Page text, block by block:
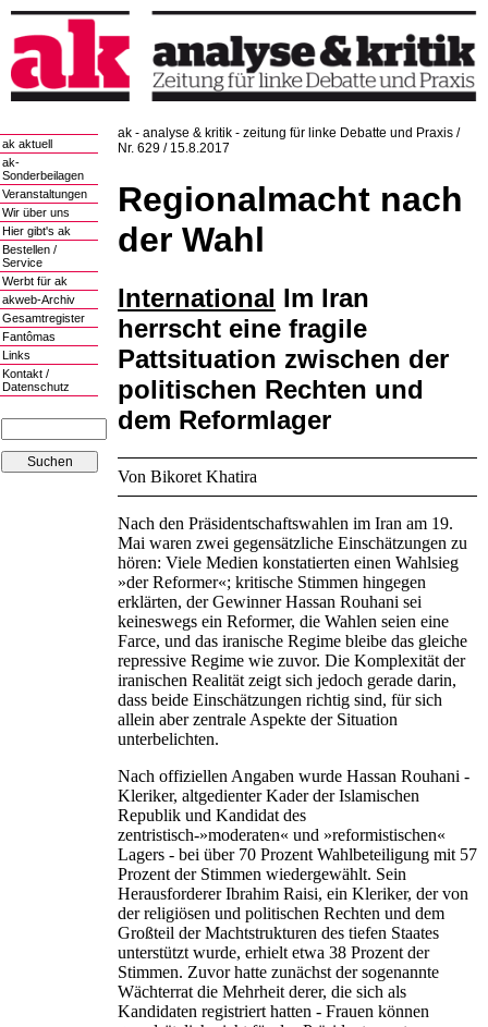
ak aktuell
ak-
Sonderbeilagen
Veranstaltungen
Wir über uns
Hier gibt's ak
Bestellen /
Service
Werbt für ak
akweb-Archiv
Gesamtregister
Fantômas
Links
Kontakt /
Datenschutz
ak - analyse & kritik - zeitung für linke Debatte und Praxis /
Nr. 629 / 15.8.2017
Regionalmacht nach
der Wahl
International Im Iran
herrscht eine fragile
Pattsituation zwischen der
politischen Rechten und
dem Reformlager
Von Bikoret Khatira
Nach den Präsidentschaftswahlen im Iran am 19.
Mai waren zwei gegensätzliche Einschätzungen zu
hören: Viele Medien konstatierten einen Wahlsieg
»der Reformer«; kritische Stimmen hingegen
erklärten, der Gewinner Hassan Rouhani sei
keineswegs ein Reformer, die Wahlen seien eine
Farce, und das iranische Regime bleibe das gleiche
repressive Regime wie zuvor. Die Komplexität der
iranischen Realität zeigt sich jedoch gerade darin,
dass beide Einschätzungen richtig sind, für sich
allein aber zentrale Aspekte der Situation
unterbelichten.
Nach offiziellen Angaben wurde Hassan Rouhani -
Kleriker, altgedienter Kader der Islamischen
Republik und Kandidat des
zentristisch-»moderaten« und »reformistischen«
Lagers - bei über 70 Prozent Wahlbeteiligung mit 57
Prozent der Stimmen wiedergewählt. Sein
Herausforderer Ibrahim Raisi, ein Kleriker, der von
der religiösen und politischen Rechten und dem
Großteil der Machtstrukturen des tiefen Staates
unterstützt wurde, erhielt etwa 38 Prozent der
Stimmen. Zuvor hatte zunächst der sogenannte
Wächterrat die Mehrheit derer, die sich als
Kandidaten registriert hatten - Frauen können